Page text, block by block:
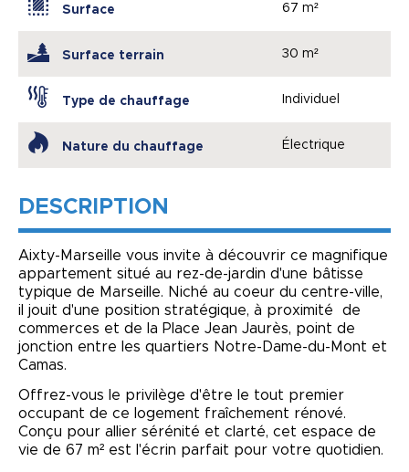
Surface 67 m²
Surface terrain 30 m²
Type de chauffage Individuel
Nature du chauffage Électrique
DESCRIPTION
Aixty-Marseille vous invite à découvrir ce magnifique
appartement situé au rez-de-jardin d'une bâtisse
typique de Marseille. Niché au coeur du centre-ville,
il jouit d'une position stratégique, à proximité de
commerces et de la Place Jean Jaurès, point de
jonction entre les quartiers Notre-Dame-du-Mont et
Camas.
Offrez-vous le privilège d'être le tout premier
occupant de ce logement fraîchement rénové.
Conçu pour allier sérénité et clarté, cet espace de
vie de 67 m² est l'écrin parfait pour votre quotidien.